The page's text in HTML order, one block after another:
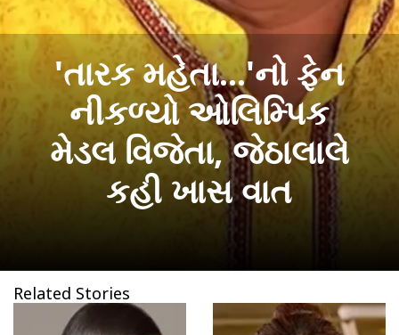
'તારક મહેતા...'નો ફેન
નીકળ્યો ઓલિમ્પિક
મેડલ વિજેતા, જેઠાલાલે
કહી ખાસ વાત
Related Stories